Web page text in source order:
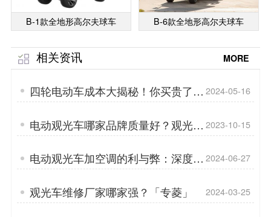
B-1款全地形高尔夫球车 B-6款全地形高尔夫球车
相关资讯 MORE
四轮电动车成本大揭秘！你买贵了
吗？「专菱」
2024-05-16
电动观光车哪家品牌质量好？观光车
前伸车头设计的好处？「专菱」
2023-10-15
电动观光车加空调的利与弊：深度解
析与考量「专菱」
2024-06-27
观光车维修厂家哪家强？「专菱」 2024-03-25